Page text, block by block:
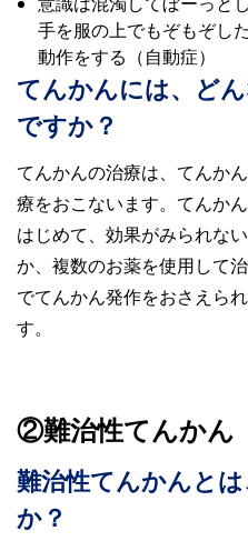
手を服の上でもぞもぞし
動作をする（自動症）
てんかんには、ど
ですか？
てんかんの治療は、てんか
療をおこないます。てんか
はじめて、効果がみられな
か、複数のお薬を使用して
でてんかん発作をおさえら
す。
②難治性てんかん
難治性てんかんと
か？